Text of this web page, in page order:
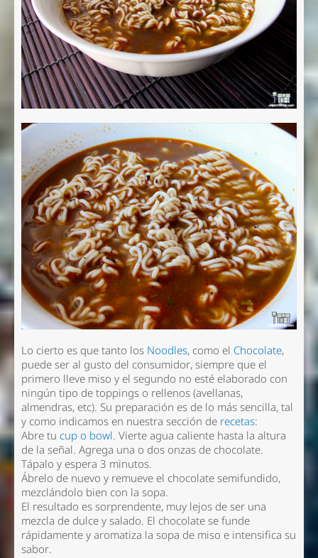
Lo cierto es que tanto los Noodles, como el Chocolate,
puede ser al gusto del consumidor, siempre que el
primero lleve miso y el segundo no esté elaborado con
ningún tipo de toppings o rellenos (avellanas,
almendras, etc). Su preparación es de lo más sencilla, tal
y como indicamos en nuestra sección de recetas:
Abre tu cup o bowl. Vierte agua caliente hasta la altura
de la señal. Agrega una o dos onzas de chocolate.
Tápalo y espera 3 minutos.
Ábrelo de nuevo y remueve el chocolate semifundido,
mezclándolo bien con la sopa.
El resultado es sorprendente, muy lejos de ser una
mezcla de dulce y salado. El chocolate se funde
rápidamente y aromatiza la sopa de miso e intensifica su
sabor.